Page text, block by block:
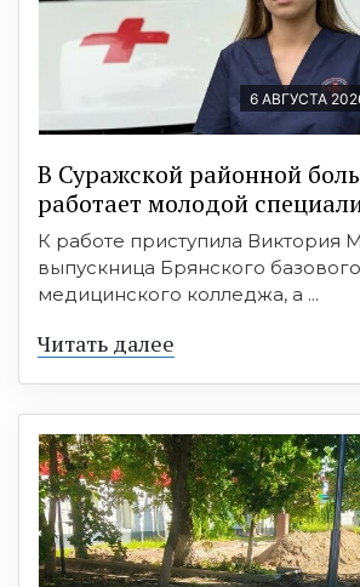
6 АВГУСТА
В Суражской районной
работает молодой
К работе приступила Виктория
выпускница Брянского базового
медицинского колледжа, а ...
Читать далее